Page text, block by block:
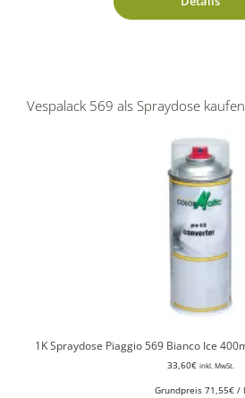
Vespalack 569 als Spraydose kaufen
1K Spraydose Piaggio 569 Bianco Ice
33,60€ inkl. MwSt.
Grundpreis 71,55€ / l